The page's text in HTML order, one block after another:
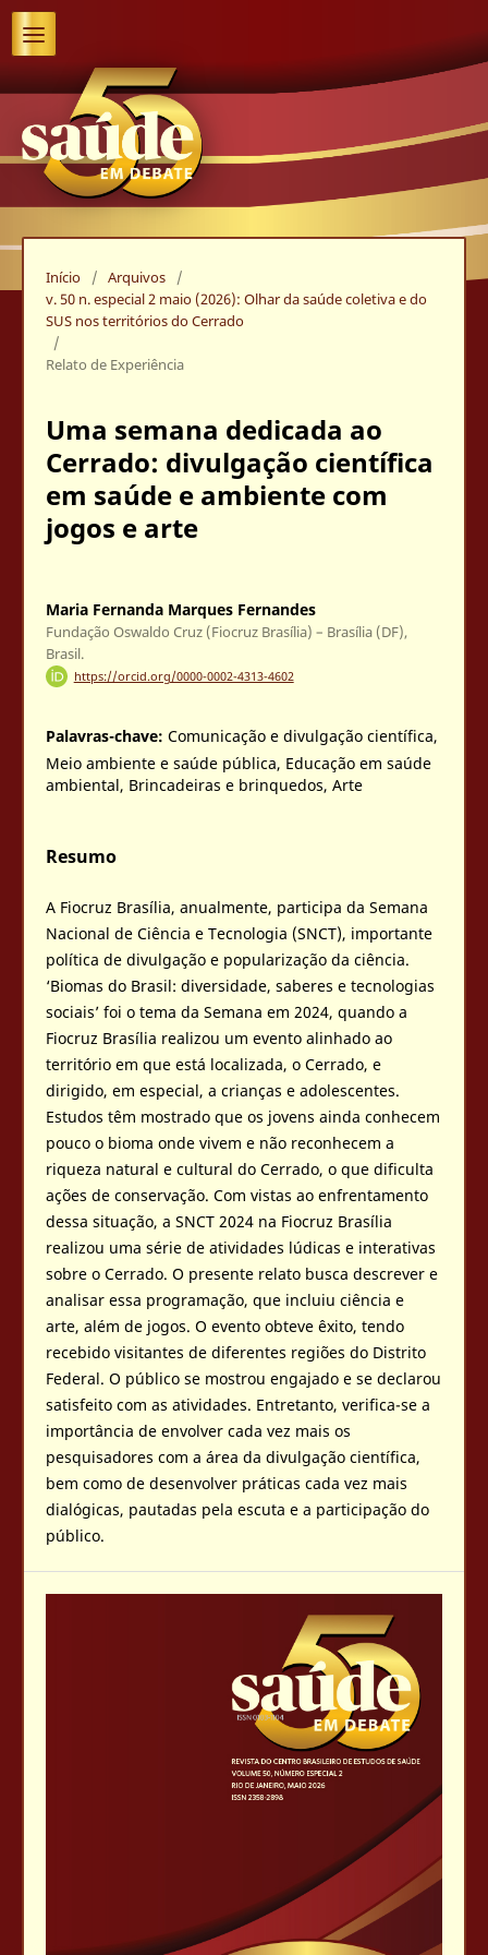
Início / Arquivos
/
v. 50 n. especial 2 maio (2026): Olhar da saúde coletiva e do
SUS nos territórios do Cerrado
/
Relato de Experiência
Uma semana dedicada ao
Cerrado: divulgação científica
em saúde e ambiente com
jogos e arte
Maria Fernanda Marques Fernandes
Fundação Oswaldo Cruz (Fiocruz Brasília) – Brasília (DF),
Brasil.
https://orcid.org/0000-0002-4313-4602
Palavras-chave:Comunicação e divulgação científica,
Meio ambiente e saúde pública, Educação em saúde
ambiental, Brincadeiras e brinquedos, Arte
Resumo
A Fiocruz Brasília, anualmente, participa da Semana
Nacional de Ciência e Tecnologia (SNCT), importante
política de divulgação e popularização da ciência.
‘Biomas do Brasil: diversidade, saberes e tecnologias
sociais’ foi o tema da Semana em 2024, quando a
Fiocruz Brasília realizou um evento alinhado ao
território em que está localizada, o Cerrado, e
dirigido, em especial, a crianças e adolescentes.
Estudos têm mostrado que os jovens ainda conhecem
pouco o bioma onde vivem e não reconhecem a
riqueza natural e cultural do Cerrado, o que dificulta
ações de conservação. Com vistas ao enfrentamento
dessa situação, a SNCT 2024 na Fiocruz Brasília
realizou uma série de atividades lúdicas e interativas
sobre o Cerrado. O presente relato busca descrever e
analisar essa programação, que incluiu ciência e
arte, além de jogos. O evento obteve êxito, tendo
recebido visitantes de diferentes regiões do Distrito
Federal. O público se mostrou engajado e se declarou
satisfeito com as atividades. Entretanto, verifica-se a
importância de envolver cada vez mais os
pesquisadores com a área da divulgação científica,
bem como de desenvolver práticas cada vez mais
dialógicas, pautadas pela escuta e a participação do
público.